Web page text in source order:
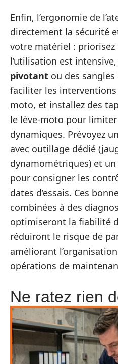
Enfin, l’ergonomie de
directement la sécurité
votre matériel : priorisez
l’utilisation est
pivotant ou des sangles
faciliter les
moto, et installez des
le lève‑moto pour
dynamiques. Prévoyez
avec outillage dédié
dynamométriques) et
pour consigner les
dates d’essais. Ces
combinées à des
optimiseront la fiabilité
réduiront le risque de
améliorant
opérations de
Ne ratez rien